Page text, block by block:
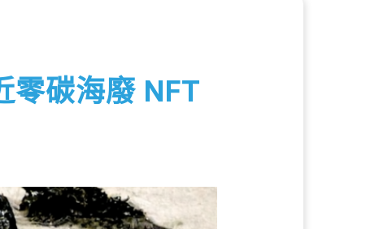
零碳海廢 NFT